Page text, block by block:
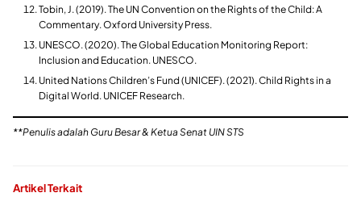
Tobin, J. (2019). The UN Convention on the Rights of the Child: A
Commentary. Oxford University Press.
UNESCO. (2020). The Global Education Monitoring Report:
Inclusion and Education. UNESCO.
United Nations Children’s Fund (UNICEF). (2021). Child Rights in a
Digital World. UNICEF Research.
**Penulis adalah Guru Besar & Ketua Senat UIN STS
Artikel Terkait